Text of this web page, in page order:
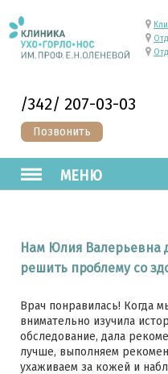
/342/ 207-03-03
Позвонить
МЕНЮ
Нам Юлия Валерьевна
решить проблему со
Врач понравилась! Когда
внимательно изучила
обследование, дала
лучше, выполняем
ухаживаем за кожей и